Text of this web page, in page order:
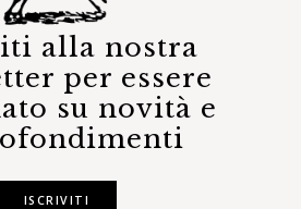
alla nostra
per essere
su novità e
ISCRIVITI